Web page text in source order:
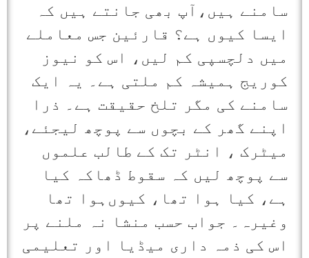
سامنے ہیں،آپ بھی جانتے ہیں کہ
ایسا کیوں ہے؟ قارئین جس معاملے
میں دلچسپی کم لیں، اس کو نیوز
کوریج ہمیشہ کم ملتی ہے۔ یہ ایک
سامنے کی مگر تلخ حقیقت ہے۔ ذرا
اپنے گھر کے بچوں سے پوچھ لیجئے،
میٹرک ، انٹر تک کے طالب علموں
سے پوچھ لیں کہ سقوط ڈھاکہ کیا
ہے، کیا ہوا تھا، کیوں‌ہوا تھا
وغیرہ۔ جواب حسب منشا نہ ملنے پر
اس کی ذمہ داری میڈیا اور تعلیمی